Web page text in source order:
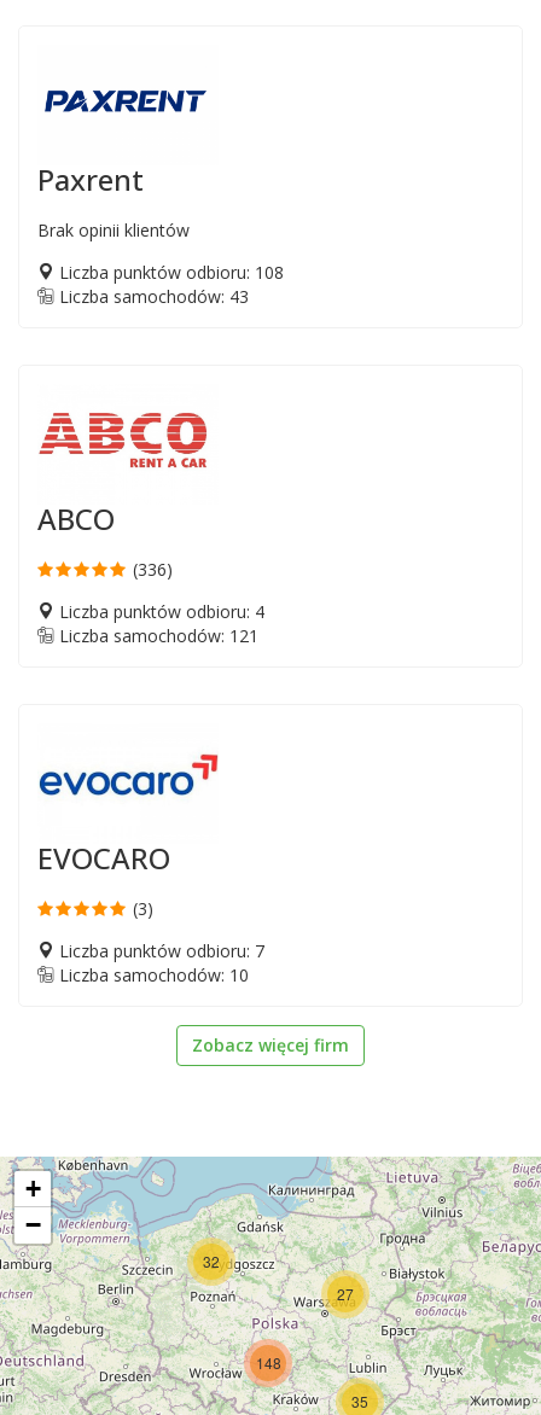
Paxrent
Brak opinii klientów
Liczba punktów odbioru: 108
Liczba samochodów: 43
ABCO
(336)
Liczba punktów odbioru: 4
Liczba samochodów: 121
EVOCARO
(3)
Liczba punktów odbioru: 7
Liczba samochodów: 10
Zobacz więcej firm
32
35
27
148
+
−